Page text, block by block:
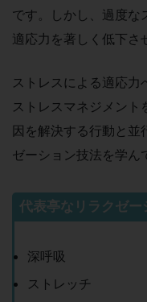
です。しかし、過度な
適応力を著しく低下さ
ストレスによる適応力
ストレスマネジメント
因を解決する行動と並
ゼーション技法を学ん
代表亭なリラクゼー
深呼吸
ストレッチ